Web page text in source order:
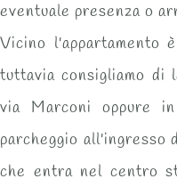
eventuale presenza o
Vicino l'appartamento
tuttavia consigliamo di
via Marconi oppure
parcheggio all'ingresso
che entra nel centro